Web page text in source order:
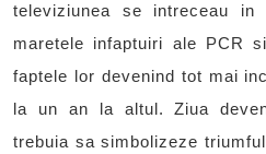
televiziunea se intreceau in
maretele infaptuiri ale PCR
faptele lor devenind tot mai
la un an la altul. Ziua
trebuia sa simbolizeze